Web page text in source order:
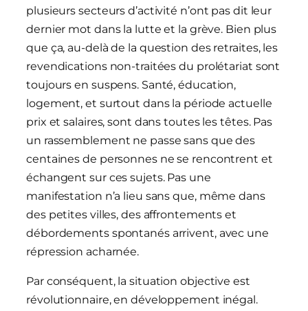
plusieurs secteurs d’activité n’ont pas dit leur
dernier mot dans la lutte et la grève. Bien plus
que ça, au-delà de la question des retraites, les
revendications non-traitées du prolétariat sont
toujours en suspens. Santé, éducation,
logement, et surtout dans la période actuelle
prix et salaires, sont dans toutes les têtes. Pas
un rassemblement ne passe sans que des
centaines de personnes ne se rencontrent et
échangent sur ces sujets. Pas une
manifestation n’a lieu sans que, même dans
des petites villes, des affrontements et
débordements spontanés arrivent, avec une
répression acharnée.
Par conséquent, la situation objective est
révolutionnaire, en développement inégal.